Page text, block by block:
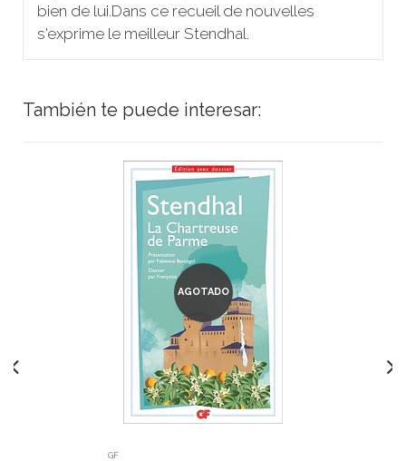
bien de lui.Dans ce recueil de nouvelles
s'exprime le meilleur Stendhal.
También te puede interesar:
AGOTADO
GF